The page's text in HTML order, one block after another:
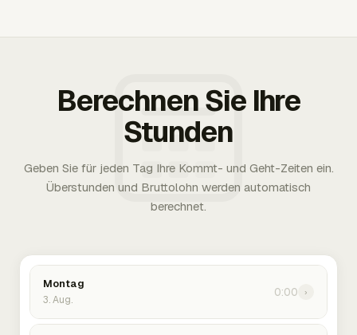
Berechnen Sie Ihre
Stunden
Geben Sie für jeden Tag Ihre Kommt- und Geht-Zeiten ein.
Überstunden und Bruttolohn werden automatisch
berechnet.
Montag
3. Aug.
0:00 ›